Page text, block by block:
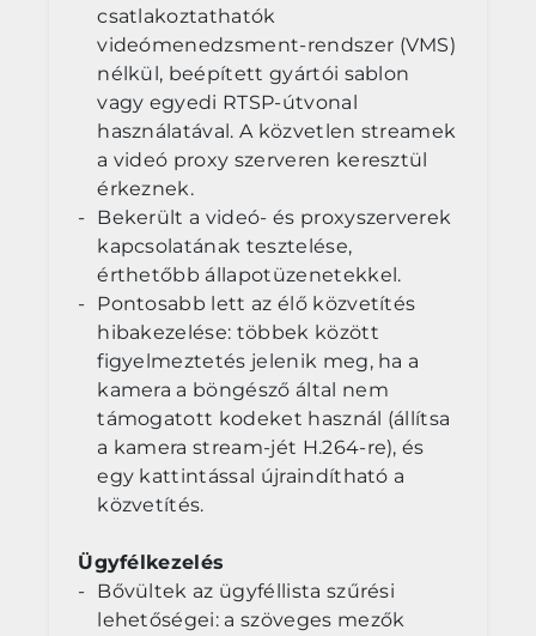
csatlakoztathatók
videómenedzsment-rendszer (VMS)
nélkül, beépített gyártói sablon
vagy egyedi RTSP-útvonal
használatával. A közvetlen streamek
a videó proxy szerveren keresztül
érkeznek.
Bekerült a videó- és proxyszerverek
kapcsolatának tesztelése,
érthetőbb állapotüzenetekkel.
Pontosabb lett az élő közvetítés
hibakezelése: többek között
figyelmeztetés jelenik meg, ha a
kamera a böngésző által nem
támogatott kodeket használ (állítsa
a kamera stream-jét H.264-re), és
egy kattintással újraindítható a
közvetítés.
Ügyfélkezelés
Bővültek az ügyféllista szűrési
lehetőségei: a szöveges mezők